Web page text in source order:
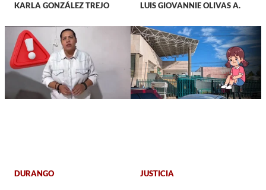
KARLA GONZÁLEZ TREJO LUIS GIOVANNIE OLIVAS A.
DURANGO JUSTICIA